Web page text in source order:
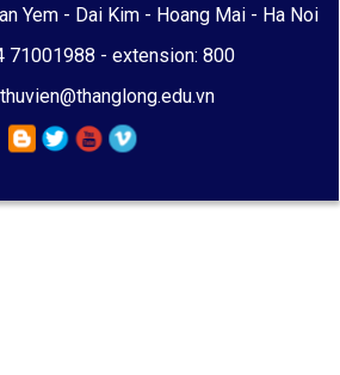
Yem - Dai Kim - Hoang Mai - Ha Noi
71001988 - extension: 800